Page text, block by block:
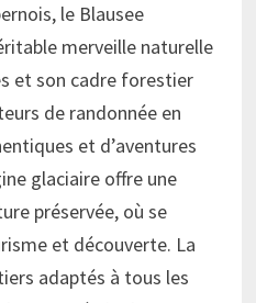
le Blausee
merveille naturelle
et son cadre forestier
de randonnée en
et d’aventures
glaciaire offre une
préservée, où se
et découverte. La
adaptés à tous les